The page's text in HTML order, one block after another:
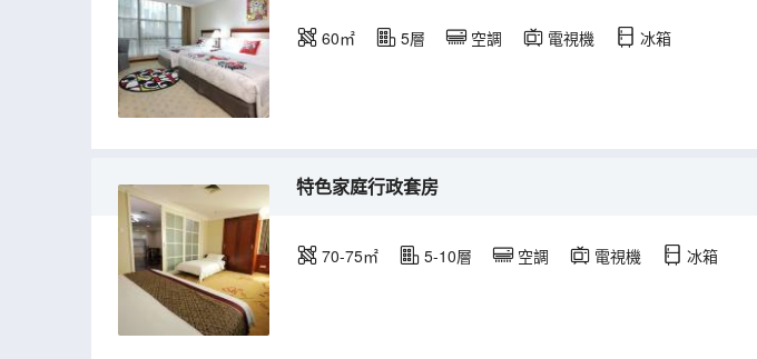
60㎡ 5層 空調 電視機 冰箱
特色家庭行政套房
70-75㎡ 5-10層 空調 電視機 冰箱